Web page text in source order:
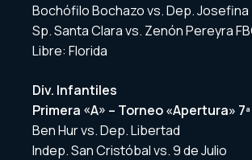
Bochófilo Bochazo vs. Dep. Josefina
Sp. Santa Clara vs. Zenón Pereyra
Libre: Florida
Div. Infantiles
Primera «A» – Torneo «Apertura»
Ben Hur vs. Dep. Libertad
Indep. San Cristóbal vs. 9 de Julio